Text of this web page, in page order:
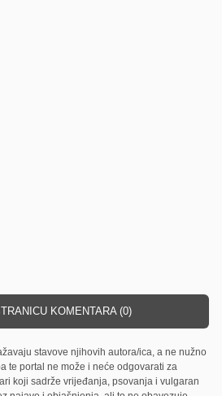
KOMENTARA (0)
stavove njihovih autora/ica, a ne nužno
te portal ne može i neće odgovarati za
koji sadrže vrijeđanja, psovanja i vulgaran